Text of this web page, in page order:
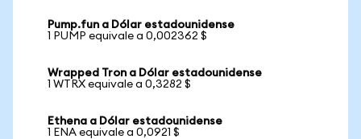
Pump.fun a Dólar estadounidense
1 PUMP equivale a 0,002362 $
Wrapped Tron a Dólar estadounidense
1 WTRX equivale a 0,3282 $
Ethena a Dólar estadounidense
1 ENA equivale a 0,0921 $